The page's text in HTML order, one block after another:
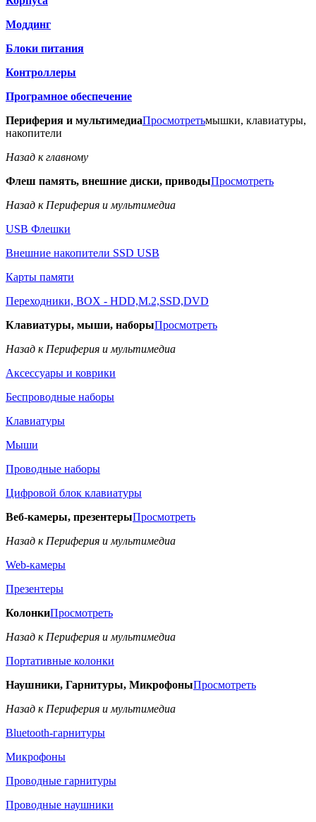
Моддинг
Блоки питания
Контроллеры
Програмное обеспечение
Периферия и мультимедиаПросмотретьмышки, клавиатуры,
накопители
Назад к главному
Флеш память, внешние диски, приводыПросмотреть
Назад к Периферия и мультимедиа
USB Флешки
Внешние накопители SSD USB
Карты памяти
Переходники, BOX - HDD,M.2,SSD,DVD
Клавиатуры, мыши, наборыПросмотреть
Назад к Периферия и мультимедиа
Аксессуары и коврики
Беспроводные наборы
Клавиатуры
Мыши
Проводные наборы
Цифровой блок клавиатуры
Веб-камеры, презентерыПросмотреть
Назад к Периферия и мультимедиа
Web-камеры
Презентеры
КолонкиПросмотреть
Назад к Периферия и мультимедиа
Портативные колонки
Наушники, Гарнитуры, МикрофоныПросмотреть
Назад к Периферия и мультимедиа
Bluetooth-гарнитуры
Микрофоны
Проводные гарнитуры
Проводные наушники